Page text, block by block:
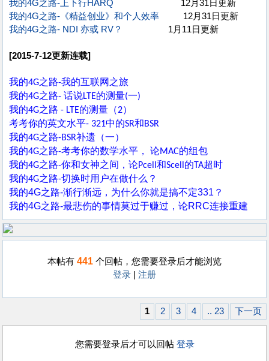
我的4G之路-上下行HARQ 12月31日更新
我的4G之路-《精益创业》和个人效率 12月31日更新
我的4G之路- NDI 亦或 RV？
1月11日更新
[2015-7-12更新连载]
我的4G之路-我的互联网之旅
我的4G之路- 话说LTE的测量(一)
我的4G之路 - LTE的测量（2）
考考你的英文水平- 321中的SR和BSR
我的4G之路-BSR补遗（一）
我的4G之路-考考你的数学水平， 论MAC的组包
我的4G之路-你和女神之间，论Pcell 和Scell 的TA超时
我的4G之路-切换时用户在做什么？
我的4G之路-渐行渐远，为什么你就是搞不定331？
我的4G之路-最悲伤的事情莫过于赚过，论RRC连接重建
本帖有 441 个回帖，您需要登录后才能浏览
登录
注册
1 2 3 4 .. 23 下一页
您需要登录后才可以回帖 登录